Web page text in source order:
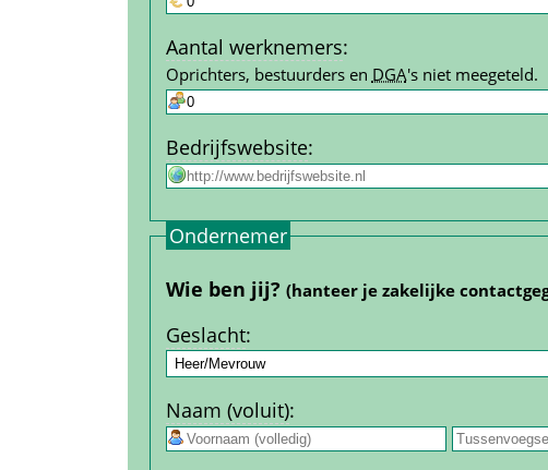
Aantal werk­nemers:
Oprichters, bestuurders en DGA's niet meegeteld.
Bedrijfs­website:
Ondernemer
Wie ben jij? (hanteer je zakelijke
Geslacht:
Naam (voluit):